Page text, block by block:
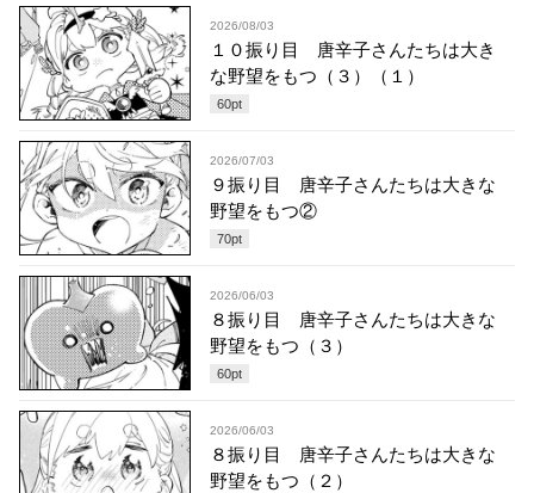
2026/08/03
１０振り目 唐辛子さんたちは大き
な野望をもつ（３）（１）
60pt
2026/07/03
９振り目 唐辛子さんたちは大きな
野望をもつ②
70pt
2026/06/03
８振り目 唐辛子さんたちは大きな
野望をもつ（３）
60pt
2026/06/03
８振り目 唐辛子さんたちは大きな
野望をもつ（２）